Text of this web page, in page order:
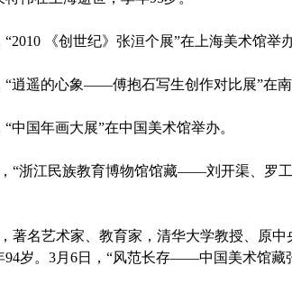
“2010 《创世纪》张洹个展”在上海美术馆举办
“逍遥的心象——傅抱石写生创作对比展”在
“中国年画大展”在中国美术馆举办。
，“浙江民族教育博物馆馆藏——刘开渠、罗
，著名艺术家、教育家，清华大学教授、原
94岁。 3月 6日
，“风范长存——中国美术馆藏